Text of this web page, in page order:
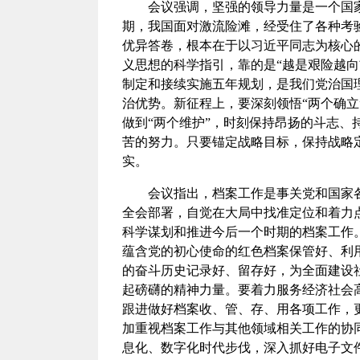
会议强调，坚强的领导力量是一个国
期，我国面对激流险滩，经受住了各种
优异答卷，根本在于以习近平同志为核
义思想的科学指引，靠的是“越是艰险越
制定和接续实施五年规划，是我们党治
治优势。新征程上，要深刻领悟“两个确
做到“两个维护”，时刻保持昂扬的斗志
苦的努力。只要锚定战略目标，保持战
实。
会议指出，档案工作是事关党和国
全会部署，自觉在大局中找准定位和着力
科学谋划和推进今后一个时期的档案工
蕴含党的初心使命的红色档案保管好、
的奋斗历史记录好、留存好，为全面建
起磅礴的精神力量。要着力服务经济社
跟进做好档案收、管、存、用各项工作
加重视档案工作与其他领域相关工作的
息化、数字化时代步伐，深入抓好电子